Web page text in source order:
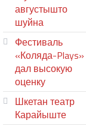
августышто
шуйна
Фестиваль
«Коляда-Plays»
дал высокую
оценку
Шкетан театр
Карайыште